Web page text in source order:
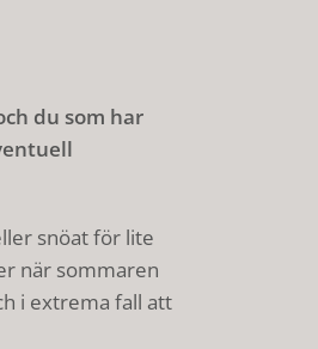
du som har
snöat för lite
när sommaren
i extrema fall att